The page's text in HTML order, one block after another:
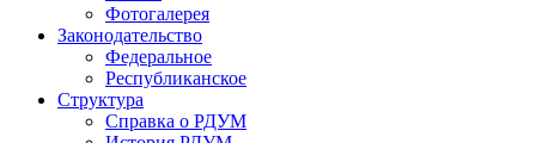
Фотогалерея
Законодательство
Федеральное
Республиканское
Структура
Справка о РДУМ